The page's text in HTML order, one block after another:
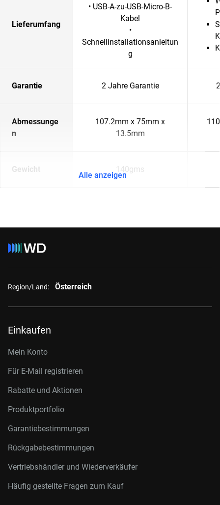
Lieferumfang
• USB-A-zu-USB-Micro-B-
Kabel
•
Schnellinstallationsanleitun
g
Garantie 2 Jahre Garantie
Abmessunge
n
107.2mm x 75mm x
13.5mm
Gewicht 140gms
Alle anzeigen
Region/Land: Österreich
Einkaufen
Mein Konto
Für E-Mail registrieren
Rabatte und Aktionen
Produktportfolio
Garantiebestimmungen
Rückgabebestimmungen
Vertriebshändler und Wiederverkäufer
Häufig gestellte Fragen zum Kauf